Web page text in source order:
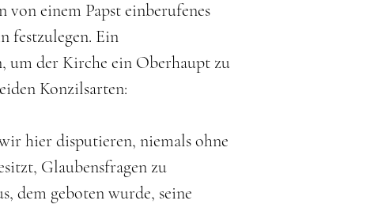
einem Papst einberufenes
festzulegen. Ein
um der Kirche ein Oberhaupt zu
Konzilsarten:
hier disputieren, niemals ohne
Glaubensfragen zu
dem geboten wurde, seine